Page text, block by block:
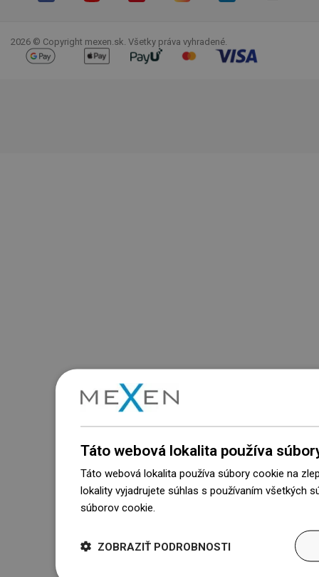
2026 © Copyright mexen.sk. Všetky práva vyhradené.
Táto webová lokalita používa
Táto webová lokalita používa súbory cookie na
lokality vyjadrujete súhlas s používaním všetkých
súborov cookie.
ZOBRAZIŤ PODROBNOSTI